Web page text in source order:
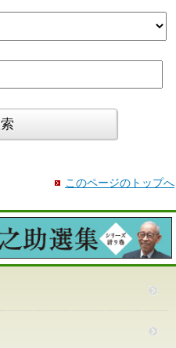
このページのトップへ